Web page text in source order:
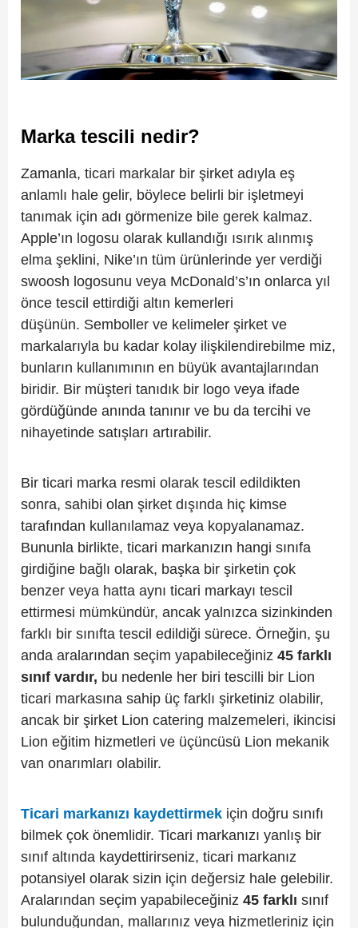
Marka tescili nedir?
Zamanla, ticari markalar bir şirket adıyla eş
anlamlı hale gelir, böylece belirli bir işletmeyi
tanımak için adı görmenize bile gerek kalmaz.
Apple’ın logosu olarak kullandığı ısırık alınmış
elma şeklini, Nike’ın tüm ürünlerinde yer verdiği
swoosh logosunu veya McDonald’s’ın onlarca yıl
önce tescil ettirdiği altın kemerleri
düşünün. Semboller ve kelimeler şirket ve
markalarıyla bu kadar kolay ilişkilendirebilme miz,
bunların kullanımının en büyük avantajlarından
biridir. Bir müşteri tanıdık bir logo veya ifade
gördüğünde anında tanınır ve bu da tercihi ve
nihayetinde satışları artırabilir.
Bir ticari marka resmi olarak tescil edildikten
sonra, sahibi olan şirket dışında hiç kimse
tarafından kullanılamaz veya kopyalanamaz.
Bununla birlikte, ticari markanızın hangi sınıfa
girdiğine bağlı olarak, başka bir şirketin çok
benzer veya hatta aynı ticari markayı tescil
ettirmesi mümkündür, ancak yalnızca sizinkinden
farklı bir sınıfta tescil edildiği sürece. Örneğin, şu
anda aralarından seçim yapabileceğiniz 45 farklı
sınıf vardır, bu nedenle her biri tescilli bir Lion
ticari markasına sahip üç farklı şirketiniz olabilir,
ancak bir şirket Lion catering malzemeleri, ikincisi
Lion eğitim hizmetleri ve üçüncüsü Lion mekanik
van onarımları olabilir.
Ticari markanızı kaydettirmek için doğru sınıfı
bilmek çok önemlidir. Ticari markanızı yanlış bir
sınıf altında kaydettirirseniz, ticari markanız
potansiyel olarak sizin için değersiz hale gelebilir.
Aralarından seçim yapabileceğiniz 45 farklı sınıf
bulunduğundan, mallarınız veya hizmetleriniz için